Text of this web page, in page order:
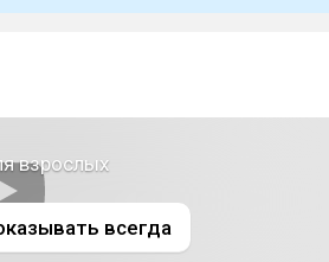
взрослых
всегда